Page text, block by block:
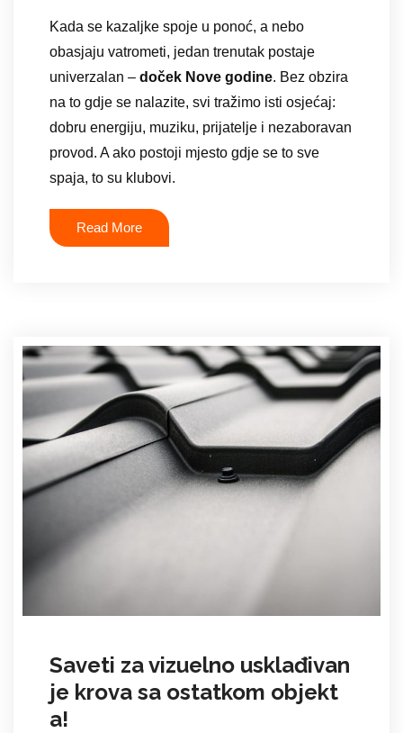
Kada se kazaljke spoje u ponoć, a nebo
obasjaju vatrometi, jedan trenutak postaje
univerzalan – doček Nove godine. Bez obzira
na to gdje se nalazite, svi tražimo isti osjećaj:
dobru energiju, muziku, prijatelje i nezaboravan
provod. A ako postoji mjesto gdje se to sve
spaja, to su klubovi.
Read More
Saveti za vizuelno usklađivan
je krova sa ostatkom objekt
a!